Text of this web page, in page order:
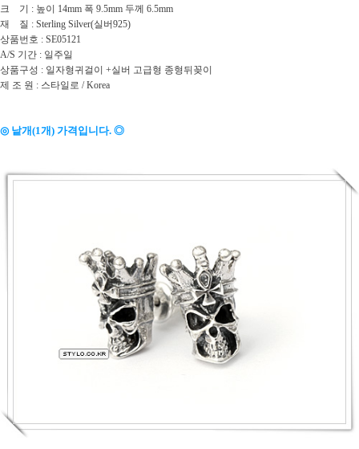
크 기 : 높이 14mm 폭 9.5mm 두께 6.5mm
재 질 : Sterling Silver(실버925)
상품번호 : SE05121
A/S 기간 : 일주일
상품구성 : 일자형귀걸이 +실버 고급형 종형뒤꽂이
제 조 원 : 스타일로 / Korea
◎ 낱개(1개) 가격입니다. ◎